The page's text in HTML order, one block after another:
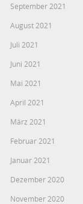
September 2021
August 2021
Juli 2021
Juni 2021
Mai 2021
April 2021
März 2021
Februar 2021
Januar 2021
Dezember 2020
November 2020